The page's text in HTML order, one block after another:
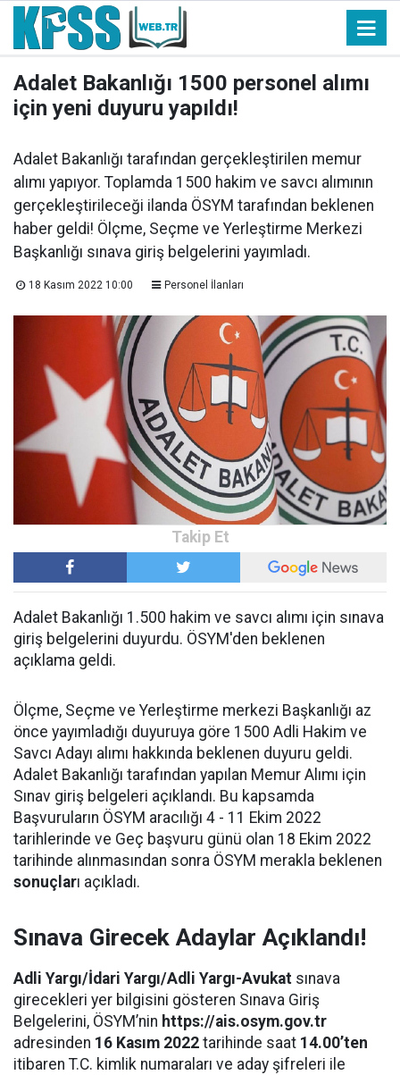
Adalet Bakanlığı 1500 personel alımı
için yeni duyuru yapıldı!
Adalet Bakanlığı tarafından gerçekleştirilen memur
alımı yapıyor. Toplamda 1500 hakim ve savcı alımının
gerçekleştirileceği ilanda ÖSYM tarafından beklenen
haber geldi! Ölçme, Seçme ve Yerleştirme Merkezi
Başkanlığı sınava giriş belgelerini yayımladı.
18 Kasım 2022 10:00 Personel İlanları
Adalet Bakanlığı 1.500 hakim ve savcı alımı için sınava
giriş belgelerini duyurdu. ÖSYM'den beklenen
açıklama geldi.
Ölçme, Seçme ve Yerleştirme merkezi Başkanlığı az
önce yayımladığı duyuruya göre 1500 Adli Hakim ve
Savcı Adayı alımı hakkında beklenen duyuru geldi.
Adalet Bakanlığı tarafından yapılan Memur Alımı için
Sınav giriş belgeleri açıklandı. Bu kapsamda
Başvuruların ÖSYM aracılığı 4 - 11 Ekim 2022
tarihlerinde ve Geç başvuru günü olan 18 Ekim 2022
tarihinde alınmasından sonra ÖSYM merakla beklenen
sonuçları açıkladı.
Sınava Girecek Adaylar Açıklandı!
Adli Yargı/İdari Yargı/Adli Yargı-Avukat sınava
girecekleri yer bilgisini gösteren Sınava Giriş
Belgelerini, ÖSYM’nin https://ais.osym.gov.tr
adresinden 16 Kasım 2022 tarihinde saat 14.00’ten
itibaren T.C. kimlik numaraları ve aday şifreleri ile